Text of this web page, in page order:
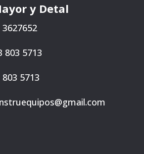
y Detal
803 5713
5713